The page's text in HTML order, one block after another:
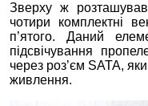
Зверху ж
чотири комплектні
п’ятого. Даний
підсвічування
через роз’єм SATA,
живлення.